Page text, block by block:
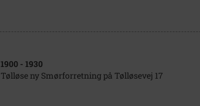
1900 - 1930
Tølløse ny Smørforretning på Tølløsevej 17